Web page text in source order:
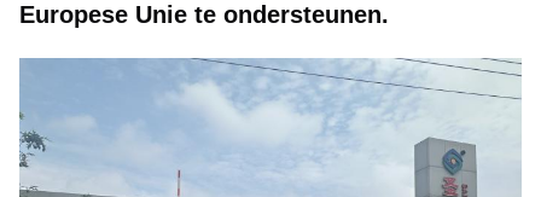
Europese Unie te ondersteunen.